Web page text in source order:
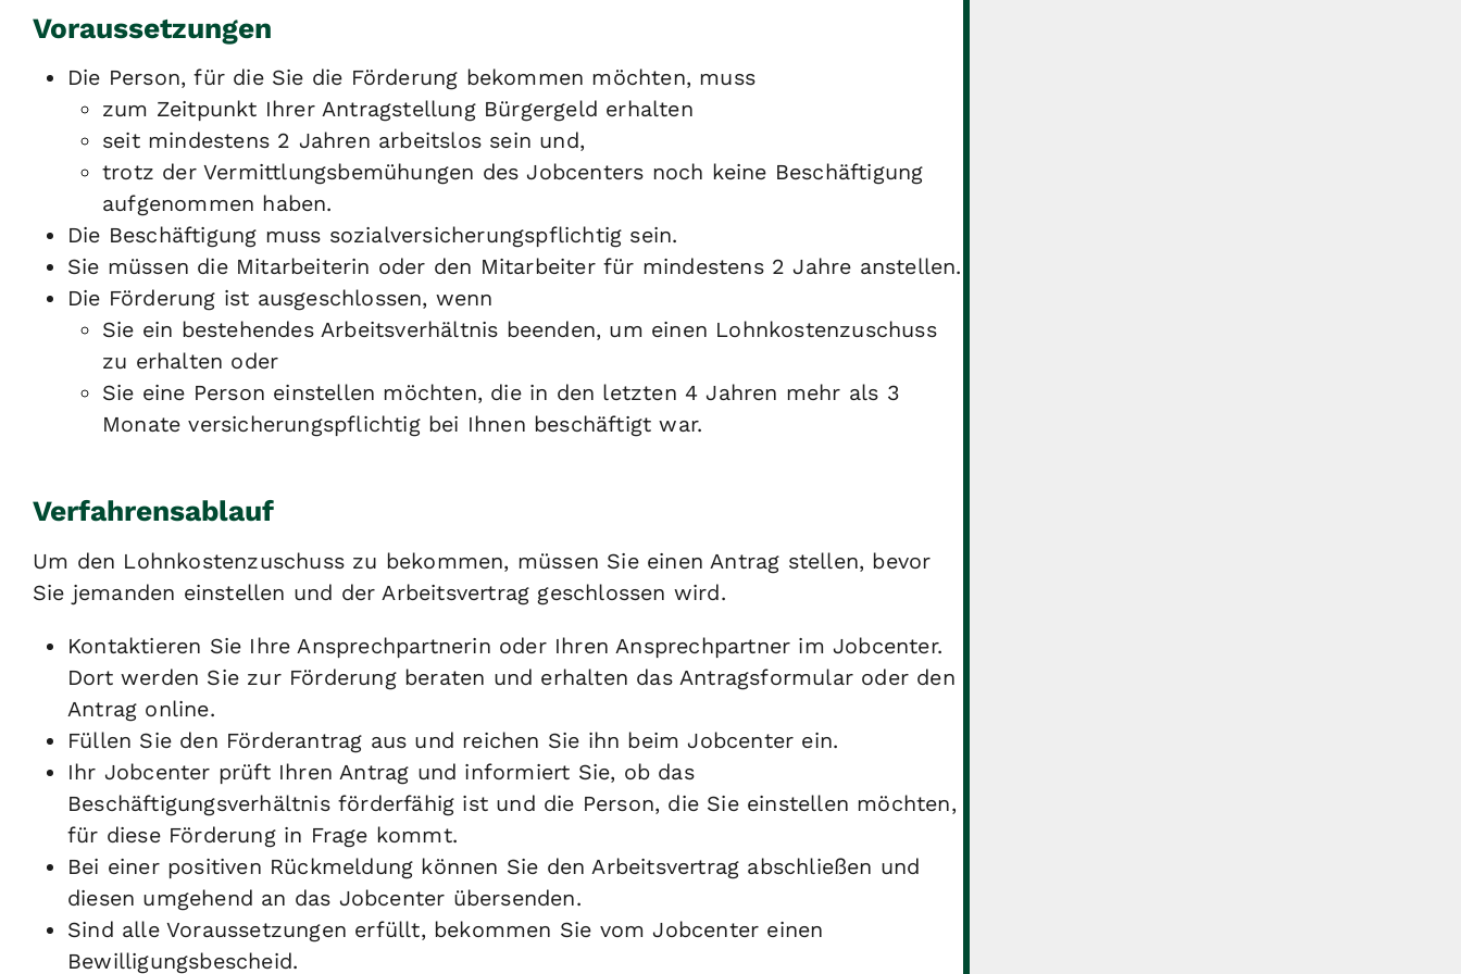
Voraussetzungen
Die Person, für die Sie die Förderung bekommen möchten, muss
zum Zeitpunkt Ihrer Antragstellung Bürgergeld erhalten
seit mindestens 2 Jahren arbeitslos sein und,
trotz der Vermittlungsbemühungen des Jobcenters noch keine Beschäftigung
aufgenommen haben.
Die Beschäftigung muss sozialversicherungspflichtig sein.
Sie müssen die Mitarbeiterin oder den Mitarbeiter für mindestens 2 Jahre anstellen.
Die Förderung ist ausgeschlossen, wenn
Sie ein bestehendes Arbeitsverhältnis beenden, um einen Lohnkostenzuschuss
zu erhalten oder
Sie eine Person einstellen möchten, die in den letzten 4 Jahren mehr als 3
Monate versicherungspflichtig bei Ihnen beschäftigt war.
Verfahrensablauf
Um den Lohnkostenzuschuss zu bekommen, müssen Sie einen Antrag stellen, bevor
Sie jemanden einstellen und der Arbeitsvertrag geschlossen wird.
Kontaktieren Sie Ihre Ansprechpartnerin oder Ihren Ansprechpartner im Jobcenter.
Dort werden Sie zur Förderung beraten und erhalten das Antragsformular oder den
Antrag online.
Füllen Sie den Förderantrag aus und reichen Sie ihn beim Jobcenter ein.
Ihr Jobcenter prüft Ihren Antrag und informiert Sie, ob das
Beschäftigungsverhältnis förderfähig ist und die Person, die Sie einstellen möchten,
für diese Förderung in Frage kommt.
Bei einer positiven Rückmeldung können Sie den Arbeitsvertrag abschließen und
diesen umgehend an das Jobcenter übersenden.
Sind alle Voraussetzungen erfüllt, bekommen Sie vom Jobcenter einen
Bewilligungsbescheid.